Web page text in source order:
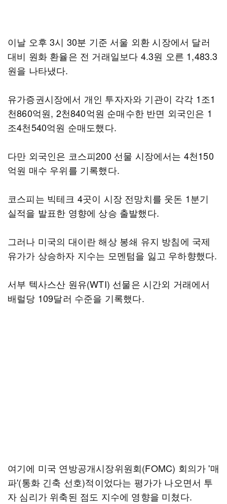
이날 오후 3시 30분 기준 서울 외환 시장에서 달러
대비 원화 환율은 전 거래일보다 4.3원 오른 1,483.3
원을 나타냈다.
유가증권시장에서 개인 투자자와 기관이 각각 1조1
천860억원, 2천840억원 순매수한 반면 외국인은 1
조4천540억원 순매도했다.
다만 외국인은 코스피200 선물 시장에서는 4천150
억원 매수 우위를 기록했다.
코스피는 빅테크 4곳이 시장 전망치를 웃돈 1분기
실적을 발표한 영향에 상승 출발했다.
그러나 미국의 대이란 해상 봉쇄 유지 방침에 국제
유가가 상승하자 지수는 모멘텀을 잃고 우하향했다.
서부 텍사스산 원유(WTI) 선물은 시간외 거래에서
배럴당 109달러 수준을 기록했다.
여기에 미국 연방공개시장위원회(FOMC) 회의가 '매
파'(통화 긴축 선호)적이었다는 평가가 나오면서 투
자 심리가 위축된 점도 지수에 영향을 미쳤다.